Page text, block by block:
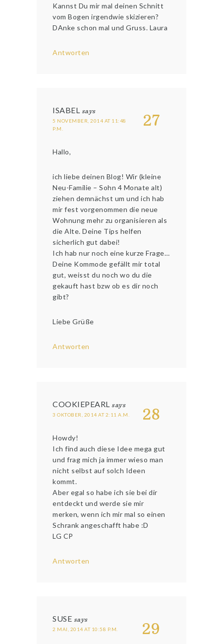
Kannst Du mir mal deinen Schnitt
vom Bogen irgendwie skizieren?
DAnke schon mal und Gruss. Laura
Antworten
27
ISABEL says
5 NOVEMBER, 2014 AT 11:48
P.M.
Hallo,
ich liebe deinen Blog! Wir (kleine
Neu-Familie – Sohn 4 Monate alt)
ziehen demnächst um und ich hab
mir fest vorgenommen die neue
Wohnung mehr zu organisieren als
die Alte. Deine Tips helfen
sicherlich gut dabei!
Ich hab nur noch eine kurze Frage…
Deine Kommode gefällt mir total
gut, weisst du noch wo du die
gekauft hast bzw ob es dir noch
gibt?
Liebe Grüße
Antworten
28
COOKIEPEARL says
3 OKTOBER, 2014 AT 2:11 A.M.
Howdy!
Ich find auch diese Idee mega gut
und frag mich ja immer wieso man
nicht selbst auf solch Ideen
kommt.
Aber egal so habe ich sie bei dir
entdeckt und werde sie mir
merken, wenn ich mir mal so einen
Schrank angeschafft habe :D
LG CP
Antworten
29
SUSE says
2 MAI, 2014 AT 10:58 P.M.